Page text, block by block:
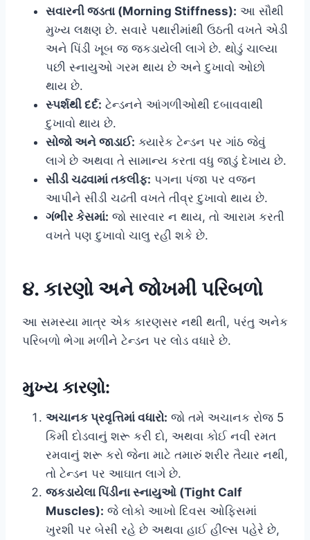
સવારની જડતા (Morning Stiffness): આ સૌથી
મુખ્ય લક્ષણ છે. સવારે પથારીમાંથી ઉઠતી વખતે એડી
અને પિંડી ખૂબ જ જકડાયેલી લાગે છે. થોડું ચાલ્યા
પછી સ્નાયુઓ ગરમ થાય છે અને દુખાવો ઓછો
થાય છે.
સ્પર્શથી દર્દ: ટેન્ડનને આંગળીઓથી દબાવવાથી
દુખાવો થાય છે.
સોજો અને જાડાઈ: ક્યારેક ટેન્ડન પર ગાંઠ જેવું
લાગે છે અથવા તે સામાન્ય કરતા વધુ જાડું દેખાય છે.
સીડી ચઢવામાં તકલીફ: પગના પંજા પર વજન
આપીને સીડી ચઢતી વખતે તીવ્ર દુખાવો થાય છે.
ગંભીર કેસમાં: જો સારવાર ન થાય, તો આરામ કરતી
વખતે પણ દુખાવો ચાલુ રહી શકે છે.
૪. કારણો અને જોખમી પરિબળો
આ સમસ્યા માત્ર એક કારણસર નથી થતી, પરંતુ અનેક
પરિબળો ભેગા મળીને ટેન્ડન પર લોડ વધારે છે.
મુખ્ય કારણો:
અચાનક પ્રવૃત્તિમાં વધારો: જો તમે અચાનક રોજ 5
કિમી દોડવાનું શરૂ કરી દો, અથવા કોઈ નવી રમત
રમવાનું શરૂ કરો જેના માટે તમારું શરીર તૈયાર નથી,
તો ટેન્ડન પર આઘાત લાગે છે.
જકડાયેલા પિંડીના સ્નાયુઓ (Tight Calf
Muscles): જે લોકો આખો દિવસ ઓફિસમાં
ખુરશી પર બેસી રહે છે અથવા હાઈ હીલ્સ પહેરે છે,